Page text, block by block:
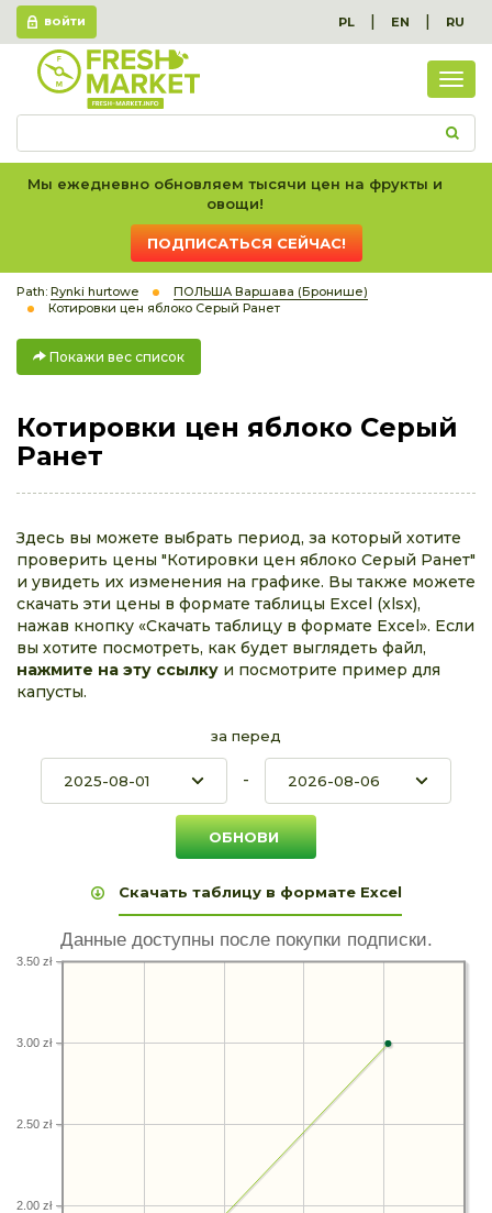
ВОЙТИ PL | EN | RU
вес
Мы ежедневно обновляем тысячи цен на фрукты и
овощи!
ПОДПИСАТЬСЯ СЕЙЧАС!
Path: Rynki hurtowe
ПОЛЬША Варшава (Бронише)
Котировки цен яблоко Серый Ранет
Покажи вес список
Котировки цен яблоко Серый
Ранет
Здесь вы можете выбрать период, за который хотите
проверить цены "Котировки цен яблоко Серый Ранет"
и увидеть их изменения на графике. Вы также можете
скачать эти цены в формате таблицы Excel (xlsx),
нажав кнопку «Скачать таблицу в формате Excel». Если
вы хотите посмотреть, как будет выглядеть файл,
нажмите на эту ссылку и посмотрите пример для
капусты.
за перед
-
Скачать таблицу в формате Excel
Данные доступны после покупки подписки.
2.00 zł
2.50 zł
3.00 zł
3.50 zł